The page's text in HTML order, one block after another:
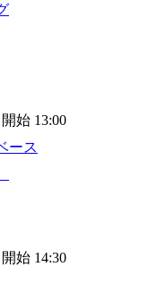
始 13:00
ース
始 14:30